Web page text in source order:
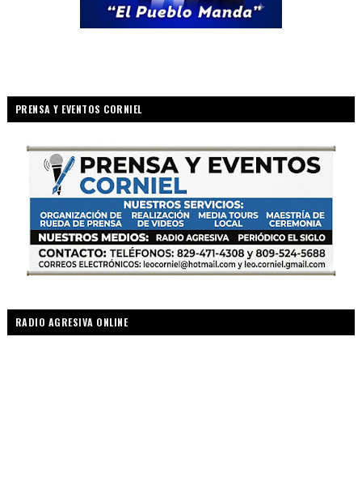
PRENSA Y EVENTOS CORNIEL
RADIO AGRESIVA ONLINE